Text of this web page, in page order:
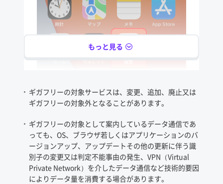
もっと見る
②「Apple Account」をタップ
ギガフリーの対象サービスは、変更、追加、廃止又は
ギガフリーの対象外となることがあります。
ギガフリーの対象として案内しているデータ通信であ
っても、OS、ブラウザ若しくはアプリケーションのバ
ージョンアップ、アップデートその他の更新に伴う識
別子の変更又は判定不能事由の発生、VPN（Virtual
Private Network）を介したデータ通信など技術的要因
によりデータ量を消費する場合があります。